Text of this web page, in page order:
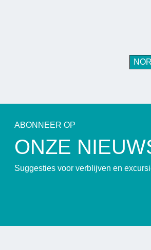
ABONNEER OP
ONZE
Suggesties voor verblijven en